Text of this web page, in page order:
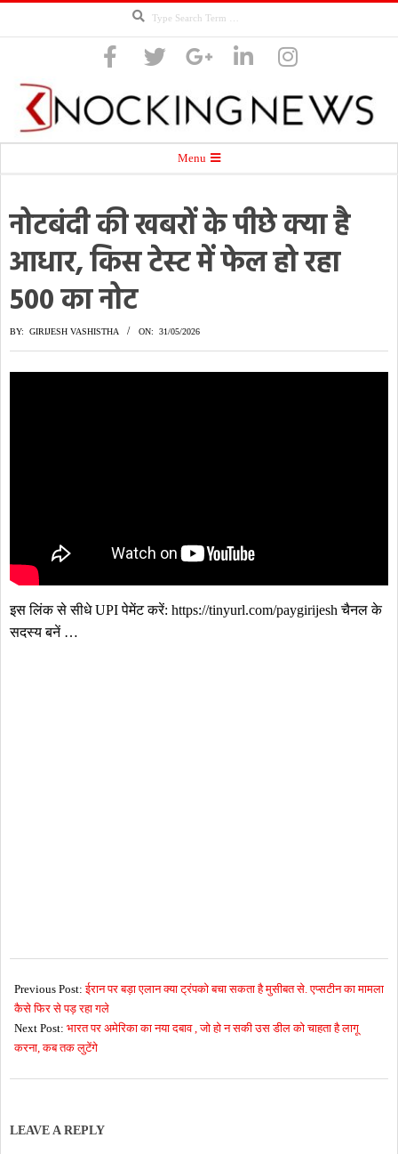
Knocking
News
Menu
नोटबंदी की खबरों के पीछे क्या है
आधार, किस टेस्ट में फेल हो रहा
500 का नोट
BY: GIRIJESH VASHISTHA ON: 31/05/2026
इस लिंक से सीधे UPI पेमेंट करें: https://tinyurl.com/paygirijesh चैनल के
सदस्य बनें …
05-
31
Previous Post:ईरान पर बड़ा एलान क्या ट्रंपको बचा सकता है मुसीबत से. एप्सटीन का मामला
कैसे फिर से पड़ रहा गले
Next Post: भारत पर अमेरिका का नया दबाव , जो हो न सकी उस डील को चाहता है लागू
करना, कब तक लुटेंगे
LEAVE A REPLY